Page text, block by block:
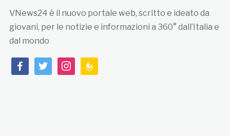
VNews24 è il nuovo portale web, scritto e ideato da
giovani, per le notizie e informazioni a 360° dall’Italia e
dal mondo
facebooktwitterinstagramfeedburner